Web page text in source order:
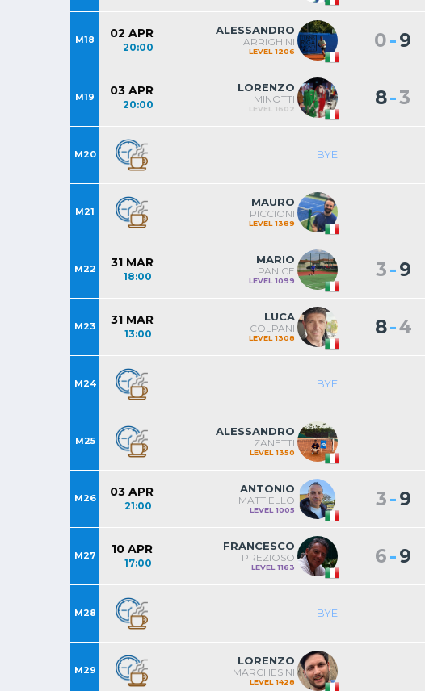
M18 02 APR
20:00
ALESSANDRO
ARRIGHINI
LEVEL 1206 0-9
M19 03 APR
20:00
LORENZO
MINOTTI
LEVEL 1602 8-3
M20 BYE
M21
MAURO
PICCIONI
LEVEL 1389
M22 31 MAR
18:00
MARIO
PANICE
LEVEL 1099 3-9
M23 31 MAR
13:00
LUCA
COLPANI
LEVEL 1308 8-4
M24 BYE
M25
ALESSANDRO
ZANETTI
LEVEL 1350
M26 03 APR
21:00
ANTONIO
MATTIELLO
LEVEL 1005 3-9
M27 10 APR
17:00
FRANCESCO
PREZIOSO
LEVEL 1163 6-9
M28 BYE
M29
LORENZO
MARCHESINI
LEVEL 1428